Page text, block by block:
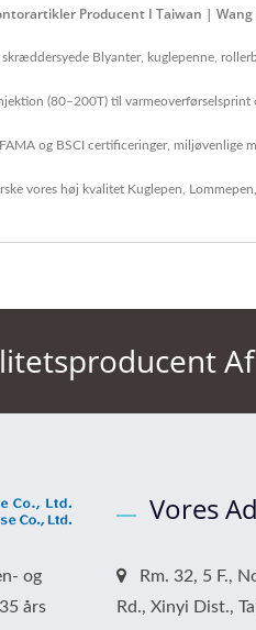
Producent I Taiwan | Wang
Blyanter, kuglepenne,
(80–200T) til
og BSCI certificeringer, miljøvenlige
vores høj kvalitet Kuglepen Lommepen
og
års
Vores
Rm. 32, 5 F.,
Rd., Xinyi Dist.,